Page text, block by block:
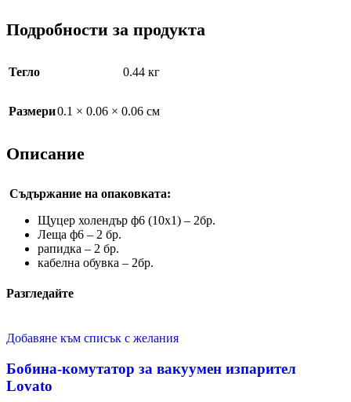
Подробности за продукта
Тегло 0.44 кг
Размери0.1 × 0.06 × 0.06 см
Описание
Съдържание на опаковката:
Щуцер холендър ф6 (10х1) – 2бр.
Леща ф6 – 2 бр.
рапидка – 2 бр.
кабелна обувка – 2бр.
Разгледайте
Добавяне към списък с желания
Бобина-комутатор за вакуумен изпарител
Lovato